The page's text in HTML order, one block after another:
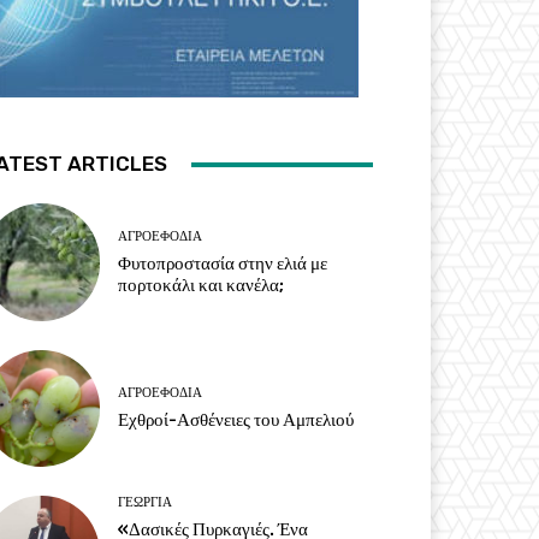
ARTICLES
ΑΓΡΟΕΦΌΔΙΑ
Φυτοπροστασία στην ελιά με
πορτοκάλι και κανέλα;
ΑΓΡΟΕΦΌΔΙΑ
Εχθροί-Ασθένειες του Αμπελιού
ΓΕΩΡΓΊΑ
«Δασικές Πυρκαγιές. Ένα